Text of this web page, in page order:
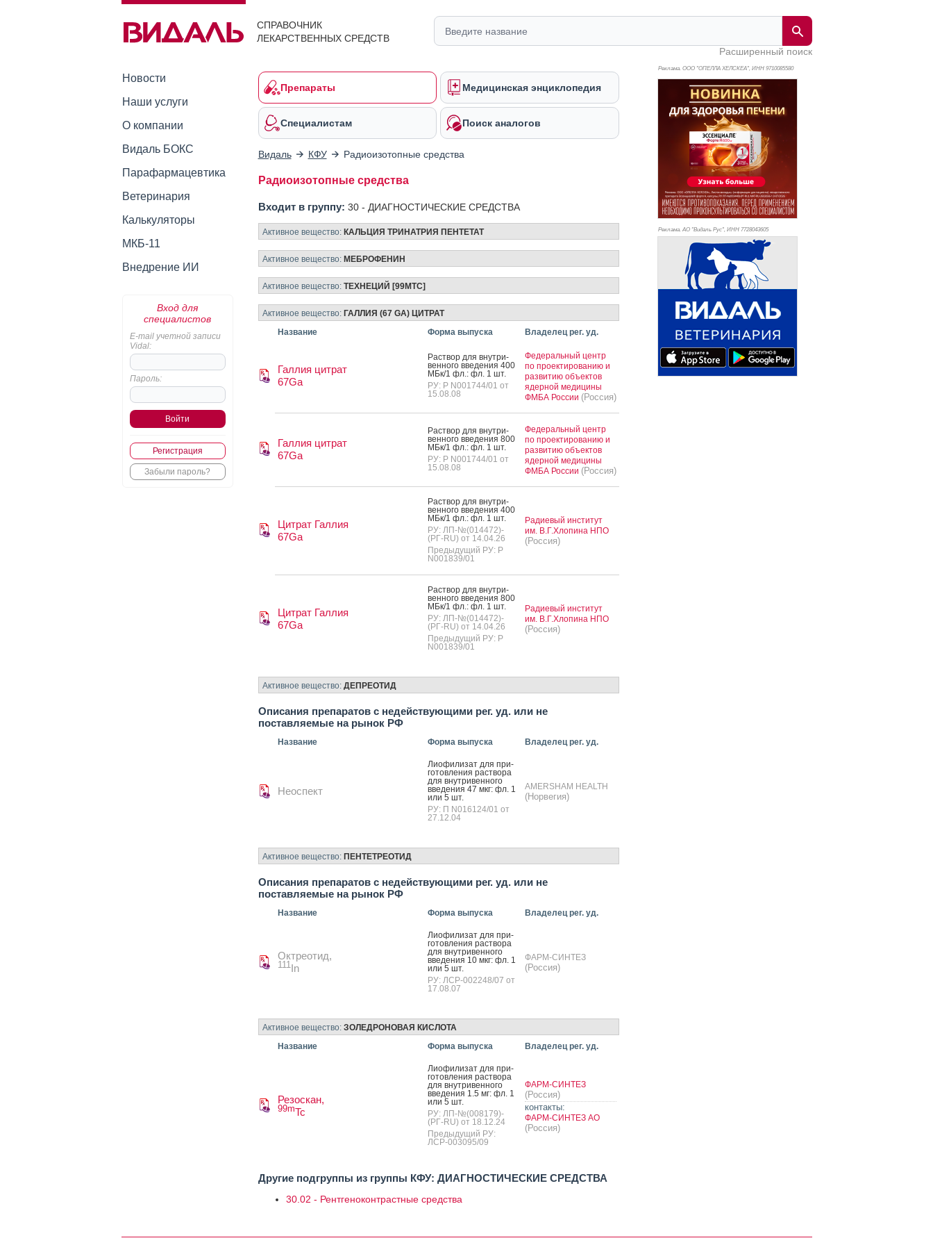
СПРАВОЧНИК
ЛЕКАРСТВЕННЫХ СРЕДСТВ
Расширенный поиск
Новости
Наши услуги
О компании
Видаль БОКС
Парафармацевтика
Ветеринария
Калькуляторы
МКБ-11
Внедрение ИИ
Вход для
специалистов
E-mail учетной записи
Vidal:
Пароль:
Регистрация
Забыли пароль?
Препараты Медицинская энциклопедия
Специалистам Поиск аналогов
Видаль КФУ Радиоизотопные средства
Радиоизотопные средства
Входит в группу: 30 - ДИАГНОСТИЧЕСКИЕ СРЕДСТВА
Активное вещество: КАЛЬЦИЯ ТРИНАТРИЯ ПЕНТЕТАТ
Активное вещество: МЕБРОФЕНИН
Активное вещество: ТЕХНЕЦИЙ [99MTC]
Активное вещество: ГАЛЛИЯ (67 GA) ЦИТРАТ
Название
Форма выпуска Владелец рег. уд.
Галлия цитрат
67Ga
Рас­твор для внут­ри­
вен­но­го вве­дения 400
МБк/1 фл.: фл. 1 шт.
РУ: Р N001744/01 от
15.08.08
Федеральный центр
по проектированию и
развитию объектов
ядерной медицины
ФМБА России (Россия)
Галлия цитрат
67Ga
Рас­твор для внут­ри­
вен­но­го вве­дения 800
МБк/1 фл.: фл. 1 шт.
РУ: Р N001744/01 от
15.08.08
Федеральный центр
по проектированию и
развитию объектов
ядерной медицины
ФМБА России (Россия)
Цитрат Галлия
67Ga
Рас­твор для внут­ри­
вен­но­го вве­дения 400
МБк/1 фл.: фл. 1 шт.
РУ: ЛП-№(014472)-
(РГ-RU) от 14.04.26
Предыдущий РУ: Р
N001839/01
Радиевый институт
им. В.Г.Хлопина НПО
(Россия)
Цитрат Галлия
67Ga
Рас­твор для внут­ри­
вен­но­го вве­дения 800
МБк/1 фл.: фл. 1 шт.
РУ: ЛП-№(014472)-
(РГ-RU) от 14.04.26
Предыдущий РУ: Р
N001839/01
Радиевый институт
им. В.Г.Хлопина НПО
(Россия)
Активное вещество: ДЕПРЕОТИД
Описания препаратов с недействующими рег. уд. или не
поставляемые на рынок РФ
Название Форма выпуска Владелец рег. уд.
Неоспект
Ли­офи­лизат для при­
готов­ле­ния рас­тво­ра
для внут­ри­вен­но­го
вве­дения 47 мкг: фл. 1
или 5 шт.
РУ: П N016124/01 от
27.12.04
AMERSHAM HEALTH
(Норвегия)
Активное вещество: ПЕНТЕТРЕОТИД
Описания препаратов с недействующими рег. уд. или не
поставляемые на рынок РФ
Название Форма выпуска Владелец рег. уд.
Октреотид,
111In
Ли­офи­лизат для при­
готов­ле­ния рас­тво­ра
для внут­ри­вен­но­го
вве­дения 10 мкг: фл. 1
или 5 шт.
РУ: ЛСР-002248/07 от
17.08.07
ФАРМ-СИНТЕЗ
(Россия)
Активное вещество: ЗОЛЕДРОНОВАЯ КИСЛОТА
Название
Форма выпуска Владелец рег. уд.
Резоскан,
99mTc
Ли­офи­лизат для при­
готов­ле­ния рас­тво­ра
для внут­ри­вен­но­го
вве­дения 1.5 мг: фл. 1
или 5 шт.
РУ: ЛП-№(008179)-
(РГ-RU) от 18.12.24
Предыдущий РУ:
ЛСР-003095/09
ФАРМ-СИНТЕЗ
(Россия)
контакты:
ФАРМ-СИНТЕЗ АО
(Россия)
Другие подгруппы из группы КФУ: ДИАГНОСТИЧЕСКИЕ СРЕДСТВА
30.02 - Рентгеноконтрастные средства
Реклама. ООО "ОПЕЛЛА ХЕЛСКЕА", ИНН 9710085580
Реклама. АО "Видаль Рус", ИНН 7728043605